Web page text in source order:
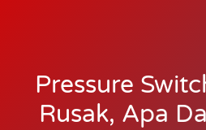
Pressure
Rusak, Apa